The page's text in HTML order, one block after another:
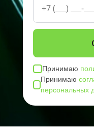
Принимаю
Принимаю
персональных